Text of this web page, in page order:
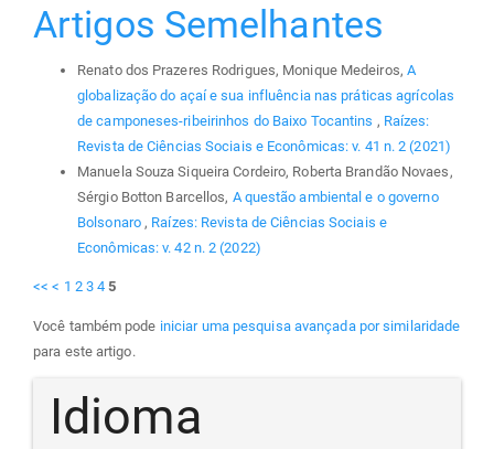
Artigos Semelhantes
Renato dos Prazeres Rodrigues, Monique Medeiros, A
globalização do açaí e sua influência nas práticas agrícolas
de camponeses-ribeirinhos do Baixo Tocantins , Raízes:
Revista de Ciências Sociais e Econômicas: v. 41 n. 2 (2021)
Manuela Souza Siqueira Cordeiro, Roberta Brandão Novaes,
Sérgio Botton Barcellos, A questão ambiental e o governo
Bolsonaro , Raízes: Revista de Ciências Sociais e
Econômicas: v. 42 n. 2 (2022)
<< < 1 2 3 4 5
Você também pode iniciar uma pesquisa avançada por similaridade
para este artigo.
Idioma